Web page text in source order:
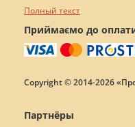
Полный текст
Приймаємо до
Copyright © 2014-2026
Партнёры